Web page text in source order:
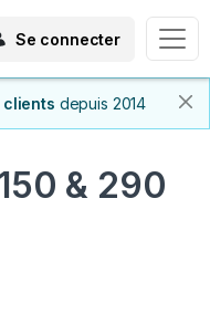
Se connecter
clients depuis 2014
& 290